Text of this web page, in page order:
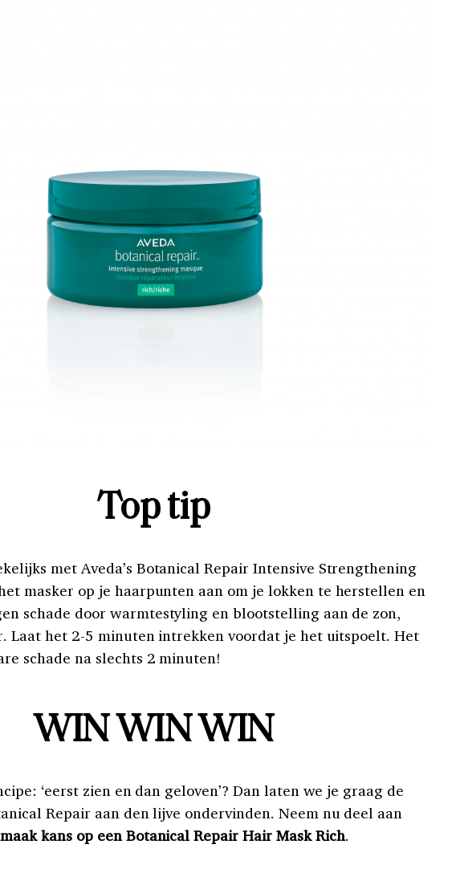
Top tip
met Aveda’s Botanical Repair Intensive Strengthening
masker op je haarpunten aan om je lokken te herstellen en
schade door warmtestyling en blootstelling aan de zon,
Laat het 2-5 minuten intrekken voordat je het uitspoelt. Het
schade na slechts 2 minuten!
WIN WIN WIN
‘eerst zien en dan geloven’? Dan laten we je graag de
Repair aan den lijve ondervinden. Neem nu deel aan
maak kans op een Botanical Repair Hair Mask Rich.